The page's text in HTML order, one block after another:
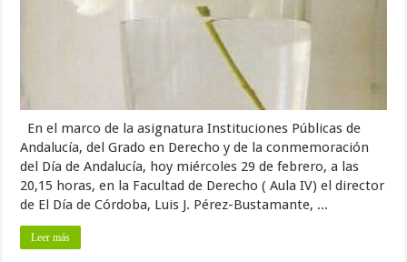
En el marco de la asignatura Instituciones Públicas de
Andalucía, del Grado en Derecho y de la conmemoración
del Día de Andalucía, hoy miércoles 29 de febrero, a las
20,15 horas, en la Facultad de Derecho ( Aula IV) el director
de El Día de Córdoba, Luis J. Pérez-Bustamante, ...
Leer más